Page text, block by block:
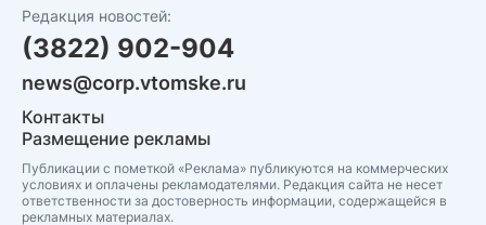
Редакция новостей:
(3822) 902-904
news@corp.vtomske.ru
Контакты
Размещение рекламы
Публикации с пометкой «Реклама» публикуются на коммерческих
условиях и оплачены рекламодателями. Редакция сайта не несет
ответственности за достоверность информации, содержащейся в
рекламных материалах.